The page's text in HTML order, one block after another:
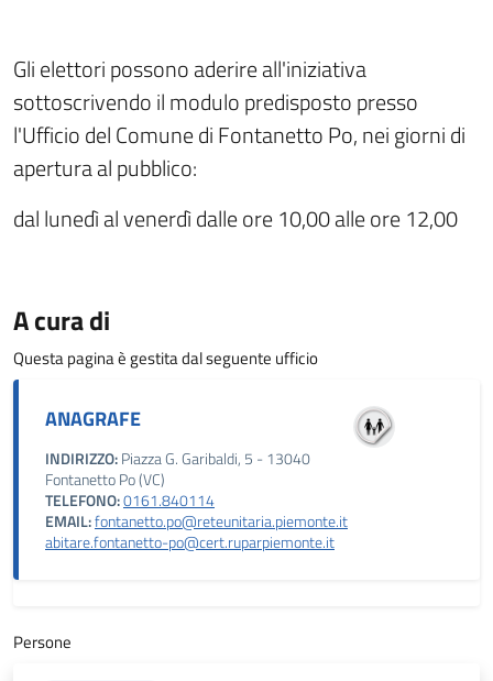
Gli elettori possono aderire all'iniziativa
sottoscrivendo il modulo predisposto presso
l'Ufficio del Comune di Fontanetto Po, nei giorni di
apertura al pubblico:
dal lunedì al venerdì dalle ore 10,00 alle ore 12,00
A cura di
Questa pagina è gestita dal seguente ufficio
ANAGRAFE
INDIRIZZO:Piazza G. Garibaldi, 5 - 13040
Fontanetto Po (VC)
TELEFONO:0161.840114
EMAIL:fontanetto.po@reteunitaria.piemonte.it
abitare.fontanetto-po@cert.ruparpiemonte.it
Persone